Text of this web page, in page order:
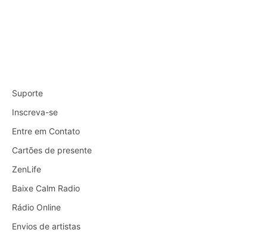
Suporte
Inscreva-se
Entre em Contato
Cartões de presente
ZenLife
Baixe Calm Radio
Rádio Online
Envios de artistas